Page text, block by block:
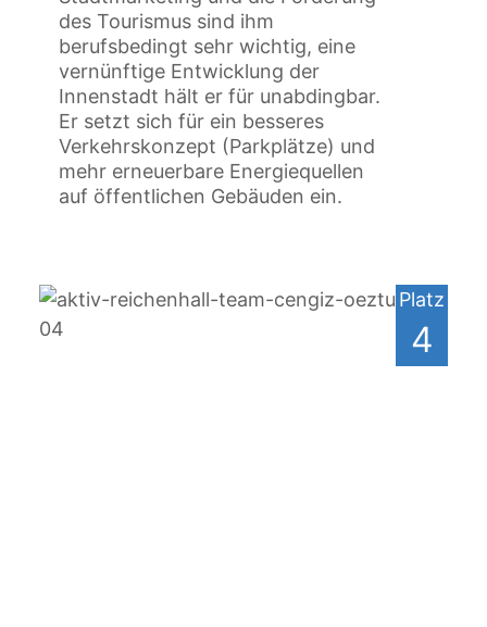
des Tourismus sind ihm
berufsbedingt sehr wichtig, eine
vernünftige Entwicklung der
Innenstadt hält er für unabdingbar.
Er setzt sich für ein besseres
Verkehrskonzept (Parkplätze) und
mehr erneuerbare Energiequellen
auf öffentlichen Gebäuden ein.
Platz
4